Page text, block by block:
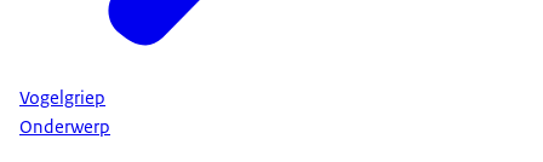
Vogelgriep
Onderwerp